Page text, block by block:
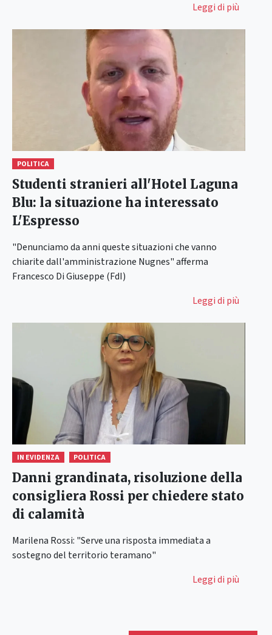
Leggi di più
POLITICA
Studenti stranieri all'Hotel Laguna
Blu: la situazione ha interessato
L'Espresso
"Denunciamo da anni queste situazioni che vanno
chiarite dall'amministrazione Nugnes" afferma
Francesco Di Giuseppe (FdI)
Leggi di più
IN EVIDENZA POLITICA
Danni grandinata, risoluzione della
consigliera Rossi per chiedere stato
di calamità
Marilena Rossi: "Serve una risposta immediata a
sostegno del territorio teramano"
Leggi di più